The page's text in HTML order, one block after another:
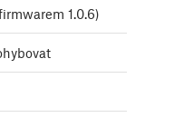
1.0.6)